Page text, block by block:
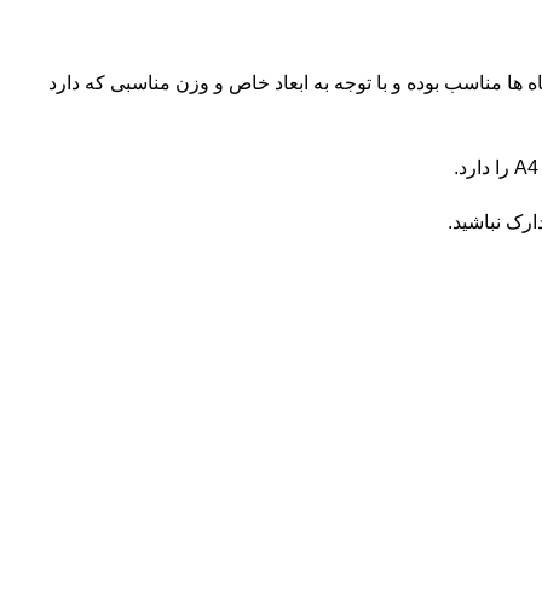
ها مناسب بوده و با توجه به ابعاد خاص و وزن مناسبی که دارد